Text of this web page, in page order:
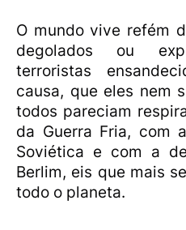
O mundo vive refém
degolados ou
terroristas
causa, que eles nem
todos pareciam
da Guerra Fria, com
Soviética e com a
Berlim, eis que mais
todo o planeta.